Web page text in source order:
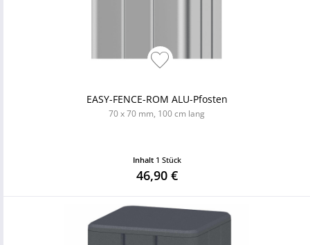
EASY-FENCE-ROM ALU-Pfosten
70 x 70 mm, 100 cm lang
Inhalt 1 Stück
46,90 €